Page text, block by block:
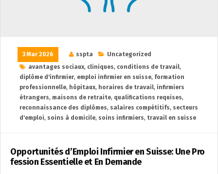
3 Mar 2026 sspta
Uncategorized
avantages sociaux, cliniques, conditions de travail,
diplôme d'infirmier, emploi infirmier en suisse, formation
professionnelle, hôpitaux, horaires de travail, infirmiers
étrangers, maisons de retraite, qualifications requises,
reconnaissance des diplômes, salaires compétitifs, secteurs
d'emploi, soins à domicile, soins infirmiers, travail en suisse
Opportunités d’Emploi Infirmier en Suisse: Une Pro
fession Essentielle et En Demande